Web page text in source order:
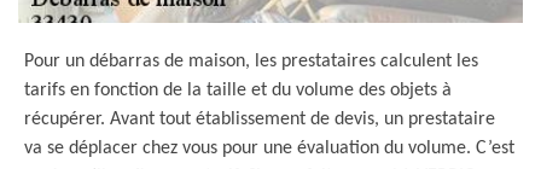
Pour un débarras de maison, les prestataires calculent les
tarifs en fonction de la taille et du volume des objets à
récupérer. Avant tout établissement de devis, un prestataire
va se déplacer chez vous pour une évaluation du volume. C’est